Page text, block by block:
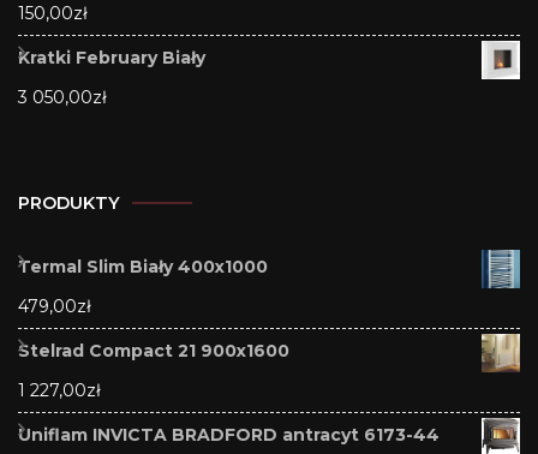
150,00zł
Kratki February Biały
3 050,00zł
PRODUKTY
Termal Slim Biały 400x1000
479,00zł
Stelrad Compact 21 900x1600
1 227,00zł
Uniflam INVICTA BRADFORD antracyt 6173-44